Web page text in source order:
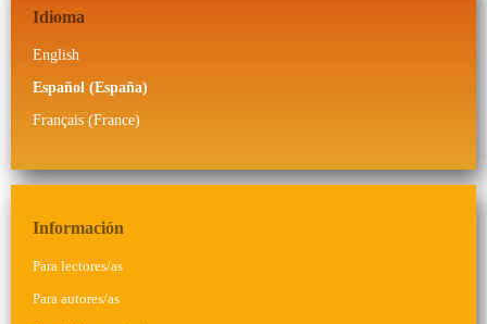
Idioma
English
Español (España)
Français (France)
Información
Para lectores/as
Para autores/as